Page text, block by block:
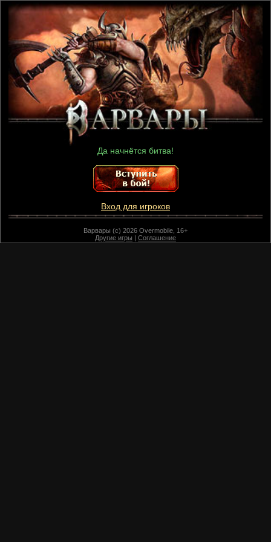
Да начнётся битва!
Вход для игроков
Варвары (c) 2026 Overmobile, 16+
Другие игры | Соглашение